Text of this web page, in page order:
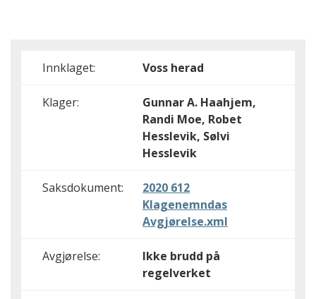
Innklaget: Voss herad
Klager:
Gunnar A. Haahjem,
Randi Moe, Robet
Hesslevik, Sølvi
Hesslevik
Saksdokument:
2020 612
Klagenemndas
Avgjørelse.xml
Avgjørelse:
Ikke brudd på
regelverket